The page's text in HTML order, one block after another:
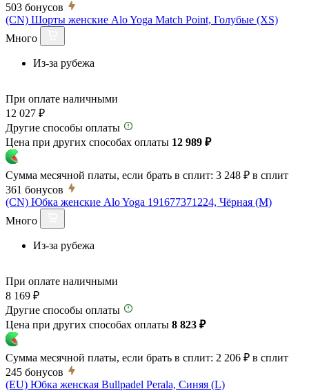
503 бонусов
(CN) Шорты женские Alo Yoga Match Point, Голубые (XS)
Много
Из-за рубежа
При оплате наличными
12 027 ₽
Другие способы оплаты
Цена при других способах оплаты 12 989 ₽
Сумма месячной платы, если брать в сплит: 3 248 ₽ в сплит
361 бонусов
(CN) Юбка женские Alo Yoga 191677371224, Чёрная (M)
Много
Из-за рубежа
При оплате наличными
8 169 ₽
Другие способы оплаты
Цена при других способах оплаты 8 823 ₽
Сумма месячной платы, если брать в сплит: 2 206 ₽ в сплит
245 бонусов
(EU) Юбка женская Bullpadel Perala, Синяя (L)